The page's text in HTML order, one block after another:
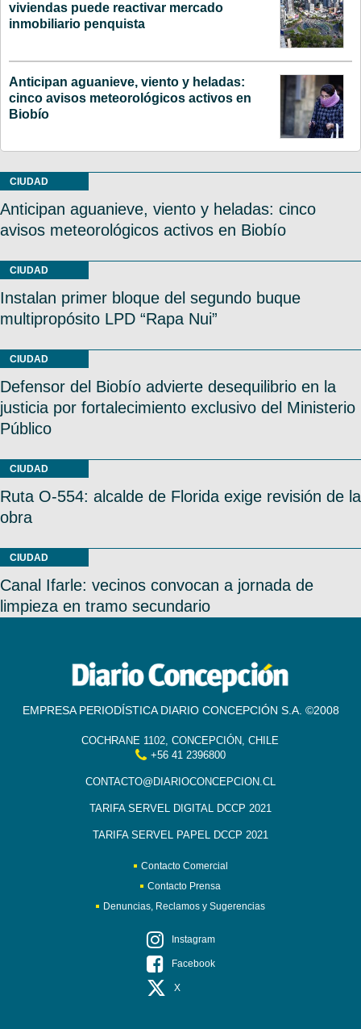
viviendas puede reactivar mercado
inmobiliario penquista
Anticipan aguanieve, viento y heladas:
cinco avisos meteorológicos activos en
Biobío
CIUDAD
Anticipan aguanieve, viento y heladas: cinco
avisos meteorológicos activos en Biobío
CIUDAD
Instalan primer bloque del segundo buque
multipropósito LPD “Rapa Nui”
CIUDAD
Defensor del Biobío advierte desequilibrio en la
justicia por fortalecimiento exclusivo del Ministerio
Público
CIUDAD
Ruta O-554: alcalde de Florida exige revisión de la
obra
CIUDAD
Canal Ifarle: vecinos convocan a jornada de
limpieza en tramo secundario
EMPRESA PERIODÍSTICA DIARIO CONCEPCIÓN S.A. ©2008
COCHRANE 1102, CONCEPCIÓN, CHILE
+56 41 2396800
CONTACTO@DIARIOCONCEPCION.CL
TARIFA SERVEL DIGITAL DCCP 2021
TARIFA SERVEL PAPEL DCCP 2021
Contacto Comercial
Contacto Prensa
Denuncias, Reclamos y Sugerencias
Instagram
Facebook
X